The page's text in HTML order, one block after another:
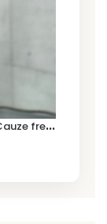
T
elefonul nu se mai încarcă corect? Cauze frecvente și soluții la service în Timișoara